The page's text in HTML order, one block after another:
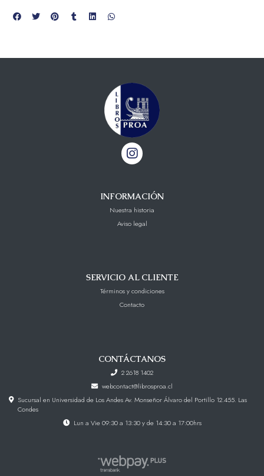
INFORMACIÓN
Nuestra historia
Aviso legal
SERVICIO AL CLIENTE
Términos y condiciones
Contacto
CONTÁCTANOS
2 2618 1402
webcontact@librosproa.cl
Sucursal en Universidad de Los Andes Av. Monseñor Álvaro del Portillo 12.455. Las
Condes
Lun a Vie 09:30 a 13:30 y de 14:30 a 17:00hrs